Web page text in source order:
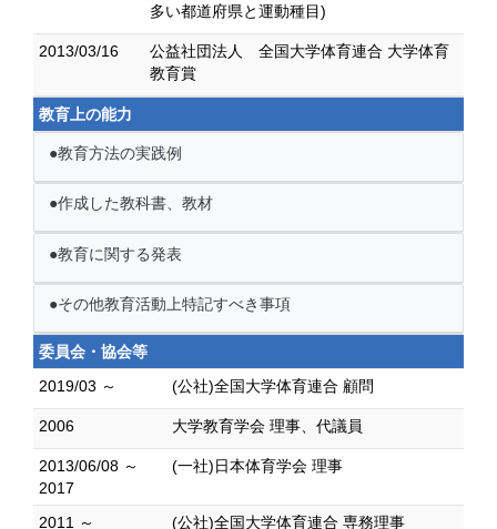
多い都道府県と運動種目)
2013/03/16
公益社団法人 全国大学体育連合 大学体育
教育賞
教育上の能力
●教育方法の実践例
●作成した教科書、教材
●教育に関する発表
●その他教育活動上特記すべき事項
委員会・協会等
2019/03 ～
(公社)全国大学体育連合 顧問
2006 大学教育学会 理事、代議員
2013/06/08 ～
2017
(一社)日本体育学会 理事
2011 ～ (公社)全国大学体育連合 専務理事